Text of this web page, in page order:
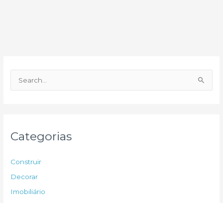
e
p
Categorias
Construir
Decorar
Imobiliário